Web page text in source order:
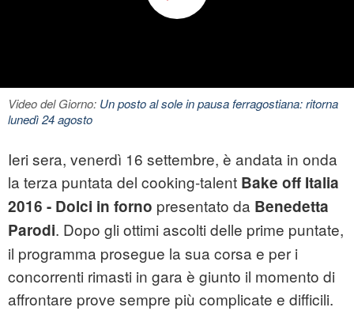
Video del Giorno: Un posto al sole in pausa ferragostiana: ritorna
lunedì 24 agosto
Ieri sera, venerdì 16 settembre, è andata in onda
la terza puntata del cooking-talent Bake off Italia
2016 - Dolci in forno presentato da Benedetta
Parodi. Dopo gli ottimi ascolti delle prime puntate,
il programma prosegue la sua corsa e per i
concorrenti rimasti in gara è giunto il momento di
affrontare prove sempre più complicate e difficili.